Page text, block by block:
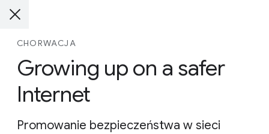
CHORWACJA
Growing up on a safer
Internet
Promowanie bezpieczeństwa w sieci